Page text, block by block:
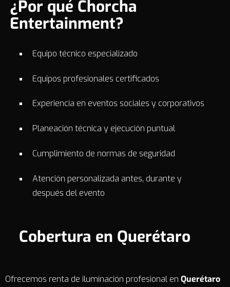
¿Por qué Chorcha
Entertainment?
Equipo técnico especializado
Equipos profesionales certificados
Experiencia en eventos sociales y corporativos
Planeación técnica y ejecución puntual
Cumplimiento de normas de seguridad
Atención personalizada antes, durante y
después del evento
Cobertura en Querétaro
Ofrecemos renta de iluminación profesional en Querétaro